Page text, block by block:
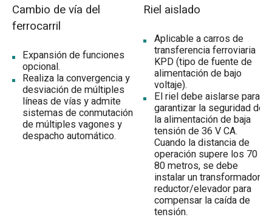
Cambio de vía del
ferrocarril
Expansión de funciones
opcional.
Realiza la convergencia y
desviación de múltiples
líneas de vías y admite
sistemas de conmutación
de múltiples vagones y
despacho automático.
Riel aislado
Aplicable a carros de
transferencia ferroviaria
KPD (tipo de fuente de
alimentación de bajo
voltaje).
El riel debe aislarse para
garantizar la seguridad de
la alimentación de baja
tensión de 36 V CA.
Cuando la distancia de
operación supere los 70 u
80 metros, se debe
instalar un transformador
reductor/elevador para
compensar la caída de
tensión.